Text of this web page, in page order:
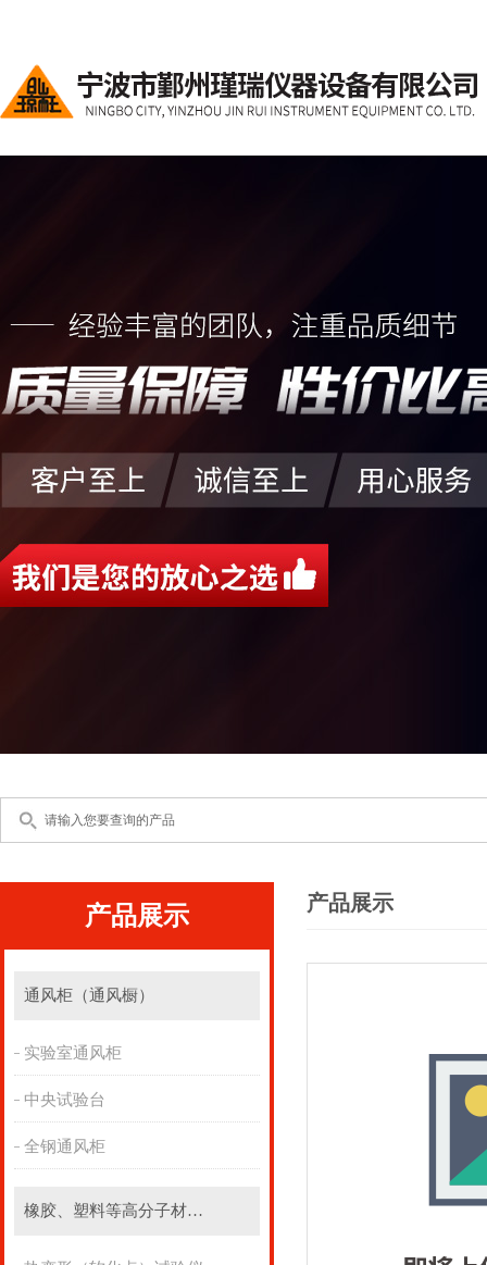
产品展示
通风柜（通风橱）
实验室通风柜
中央试验台
全钢通风柜
橡胶、塑料等高分子材料实验设备
产品展示